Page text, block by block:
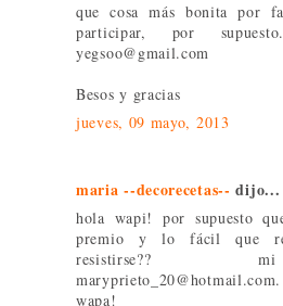
que cosa más bonita por
participar, por
yegsoo@gmail.com
Besos y gracias
jueves, 09 mayo, 2013
maria --decorecetas-- dijo...
hola wapi! por supuesto
premio y lo fácil que
resistirse??
wapa!